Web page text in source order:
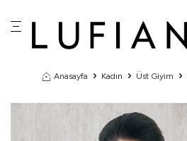
Anasayfa Kadın Üst Giyim